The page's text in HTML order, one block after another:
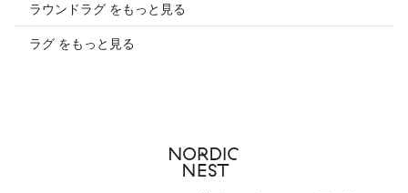
ラウンドラグ をもっと見る
ラグ をもっと見る